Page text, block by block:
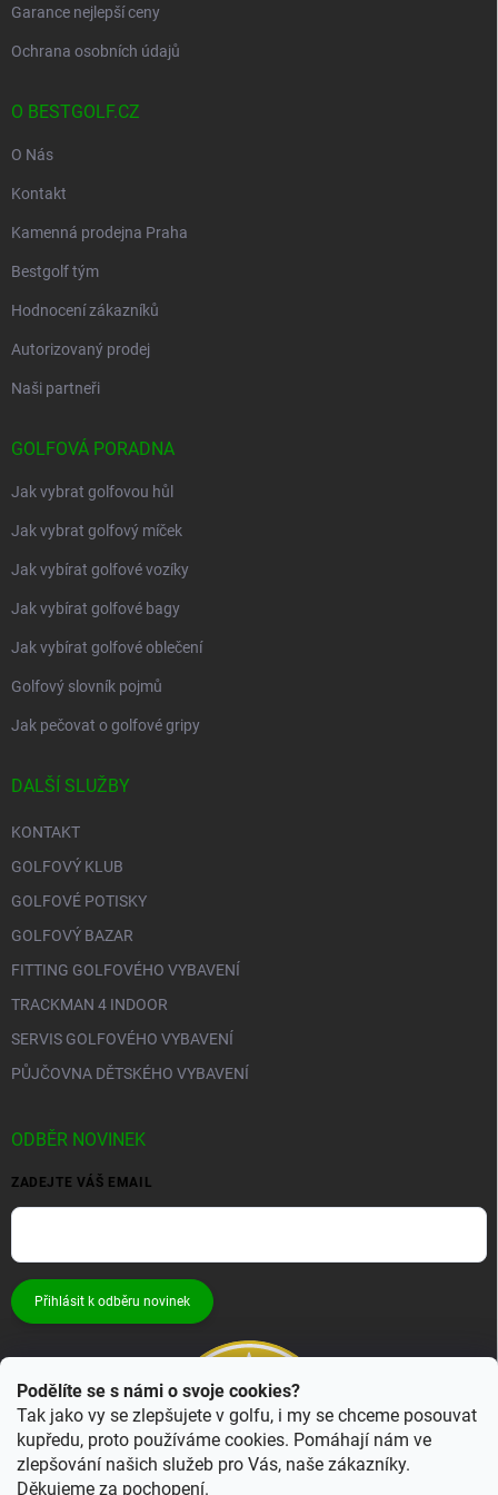
Podělíte se s námi o svoje cookies?
Tak jako vy se zlepšujete v golfu, i my se chceme posouvat
kupředu, proto používáme cookies. Pomáhají nám ve
zlepšování našich služeb pro Vás, naše zákazníky.
Děkujeme za pochopení.
Garance nejlepší ceny
Ochrana osobních údajů
O BESTGOLF.CZ
O Nás
Kontakt
Kamenná prodejna Praha
Bestgolf tým
Hodnocení zákazníků
Autorizovaný prodej
Naši partneři
GOLFOVÁ PORADNA
Jak vybrat golfovou hůl
Jak vybrat golfový míček
Jak vybírat golfové vozíky
Jak vybírat golfové bagy
Jak vybírat golfové oblečení
Golfový slovník pojmů
Jak pečovat o golfové gripy
DALŠÍ SLUŽBY
KONTAKT
GOLFOVÝ KLUB
GOLFOVÉ POTISKY
GOLFOVÝ BAZAR
FITTING GOLFOVÉHO VYBAVENÍ
TRACKMAN 4 INDOOR
SERVIS GOLFOVÉHO VYBAVENÍ
PŮJČOVNA DĚTSKÉHO VYBAVENÍ
ODBĚR NOVINEK
ZADEJTE VÁŠ EMAIL
Přihlásit k odběru novinek